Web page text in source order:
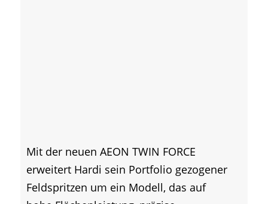
Mit der neuen AEON TWIN FORCE
erweitert Hardi sein Portfolio gezogener
Feldspritzen um ein Modell, das auf